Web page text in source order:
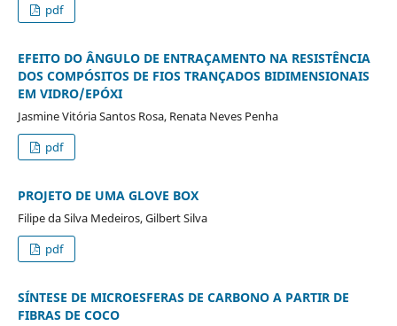
pdf
EFEITO DO ÂNGULO DE ENTRAÇAMENTO NA RESISTÊNCIA
DOS COMPÓSITOS DE FIOS TRANÇADOS BIDIMENSIONAIS
EM VIDRO/EPÓXI
Jasmine Vitória Santos Rosa, Renata Neves Penha
pdf
PROJETO DE UMA GLOVE BOX
Filipe da Silva Medeiros, Gilbert Silva
pdf
SÍNTESE DE MICROESFERAS DE CARBONO A PARTIR DE
FIBRAS DE COCO